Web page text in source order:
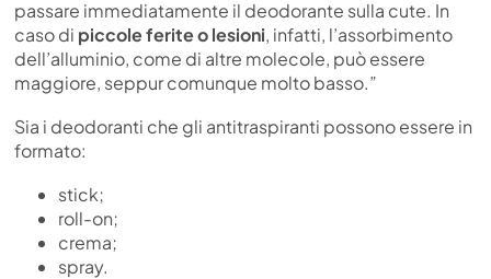
passare immediatamente il deodorante sulla cute. In
caso di piccole ferite o lesioni, infatti, l’assorbimento
dell’alluminio, come di altre molecole, può essere
maggiore, seppur comunque molto basso.”
Sia i deodoranti che gli antitraspiranti possono essere in
formato:
stick;
roll-on;
crema;
spray.